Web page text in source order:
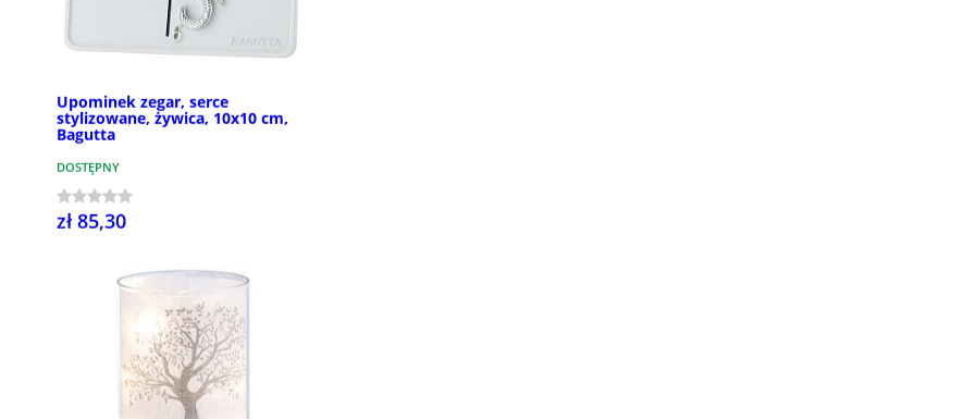
Upominek zegar, serce
stylizowane, żywica, 10x10 cm,
Bagutta
DOSTĘPNY
zł 85,30